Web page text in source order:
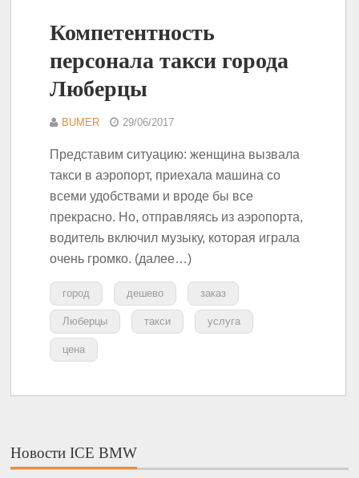
Компетентность
персонала такси города
Люберцы
BUMER 29/06/2017
Представим ситуацию: женщина вызвала
такси в аэропорт, приехала машина со
всеми удобствами и вроде бы все
прекрасно. Но, отправляясь из аэропорта,
водитель включил музыку, которая играла
очень громко. (далее…)
город дешево заказ
Люберцы такси услуга
цена
Новости ICE BMW